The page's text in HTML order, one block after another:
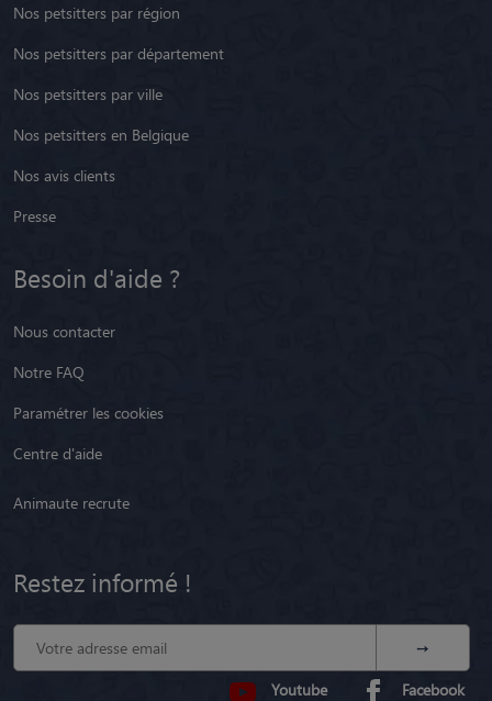
Nos petsitters par région
Nos petsitters par département
Nos petsitters par ville
Nos petsitters en Belgique
Nos avis clients
Presse
Besoin d'aide ?
Nous contacter
Notre FAQ
Paramétrer les cookies
Centre d'aide
Animaute recrute
Restez informé !
Youtube Facebook